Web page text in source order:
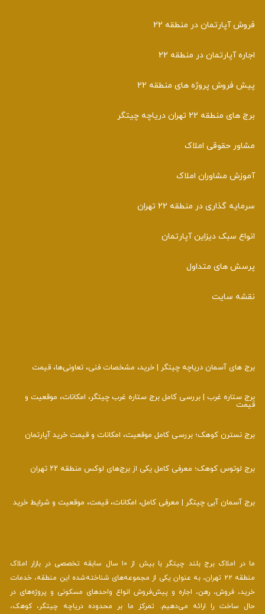
فروش آپارتمان در منطقه 22
اجاره آپارتمان در منطقه 22
پیش فروش پروژه های منطقه 22
برج های منطقه 22 تهران دریاچه چیتگر
مشاور حقوقی املاک
آموزش مشاوران املاک
سرمایه گذاری در منطقه 22 تهران
انواع سبک دیزاین آپارتمان
پرسش های متداول
نقشه سایت
برج‌ های آسمان دریاچه چیتگر | خرید، مشخصات فنی، تعاونی‌ها، قیمت
برج ستاره غرب | بررسی کامل برج ستاره غرب چیتگر، امکانات، موقعیت و
قیمت
برج نسترن کوهک؛ بررسی کامل موقعیت، امکانات و قیمت خرید آپارتمان
برج لوتوس کوهک؛ معرفی کامل یکی از برج‌های لوکس منطقه ۲۲ تهران
برج آسمان آبی چیتگر | معرفی کامل، امکانات، قیمت، موقعیت و شرایط خرید
ما در املاک برج بلند چیتگر با بیش از ۱۰ سال سابقه تخصصی در بازار املاک
منطقه ۲۲ تهران، به عنوان یکی از مجموعه‌های شناخته‌شده این منطقه، خدمات
خرید، فروش، رهن، اجاره و پیش‌فروش انواع واحدهای مسکونی و پروژه‌های در
حال ساخت را ارائه می‌دهیم. تمرکز ما بر محدوده دریاچه چیتگر، کوهک،